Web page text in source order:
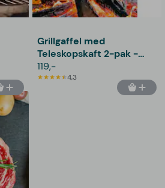
Grillgaffel med
Teleskopskaft 2-pak -
Outlust
119,-
4,3